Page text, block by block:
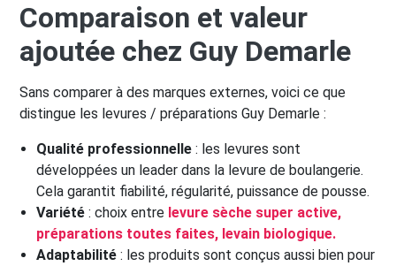
Comparaison et valeur
ajoutée chez Guy Demarle
Sans comparer à des marques externes, voici ce que
distingue les levures / préparations Guy Demarle :
Qualité professionnelle : les levures sont
développées un leader dans la levure de boulangerie.
Cela garantit fiabilité, régularité, puissance de pousse.
Variété : choix entre levure sèche super active,
préparations toutes faites, levain biologique.
Adaptabilité : les produits sont conçus aussi bien pour